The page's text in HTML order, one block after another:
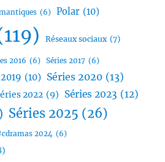
(6) Polar (10)
Réseaux sociaux (7)
2016 (6) Séries 2017 (6)
(10) Séries 2020 (13)
2022 (9) Séries 2023 (12)
Séries 2025 (26)
2024 (6)